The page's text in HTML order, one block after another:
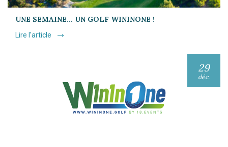
UNE SEMAINE… UN GOLF WININONE !
Lire l'article
29
déc.